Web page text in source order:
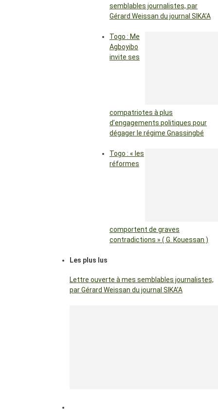
semblables journalistes, par
Gérard Weissan du journal SIKA’A
Togo : Me
Agboyibo
invite ses
compatriotes à plus
d’engagements politiques pour
dégager le régime Gnassingbé
Togo : « les
réformes
comportent de graves
contradictions » ( G. Kouessan )
Les plus lus
Lettre ouverte à mes semblables journalistes,
par Gérard Weissan du journal SIKA’A